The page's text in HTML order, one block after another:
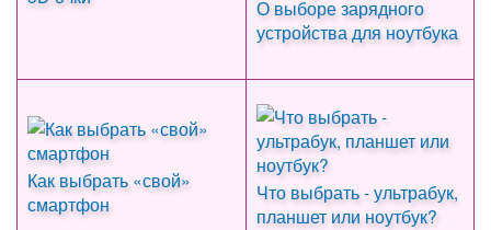
О выборе зарядного
устройства для ноутбука
Как выбрать «свой»
смартфон
Что выбрать - ультрабук,
планшет или ноутбук?